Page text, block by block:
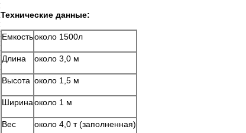
Технические данные:
Емкостьоколо 1500л
Длина около 3,0 м
Высота около 1,5 м
Ширинаоколо 1 м
Вес около 4,0 т (заполненная)